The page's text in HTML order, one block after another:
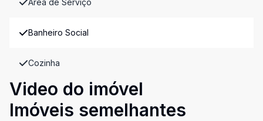
Área de Serviço
Banheiro Social
Cozinha
Video do imóvel
Imóveis semelhantes